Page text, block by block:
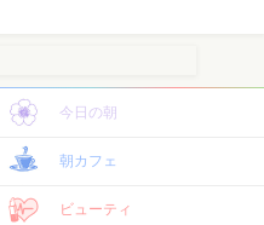
今日の朝
朝カフェ
ビューティ